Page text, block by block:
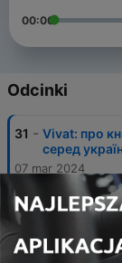
00:00
Odcinki
31 - Vivat: про
серед
07 mar 2024
30 -
Бренд
довічна
15 lut 2024